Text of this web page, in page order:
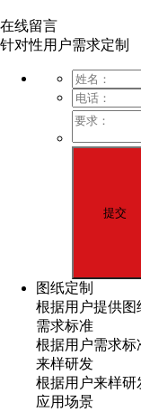
在线留言
针对性用户需求定制
图纸定制
根据用户提供图
需求标准
根据用户需求标
来样研发
根据用户来样研
应用场景